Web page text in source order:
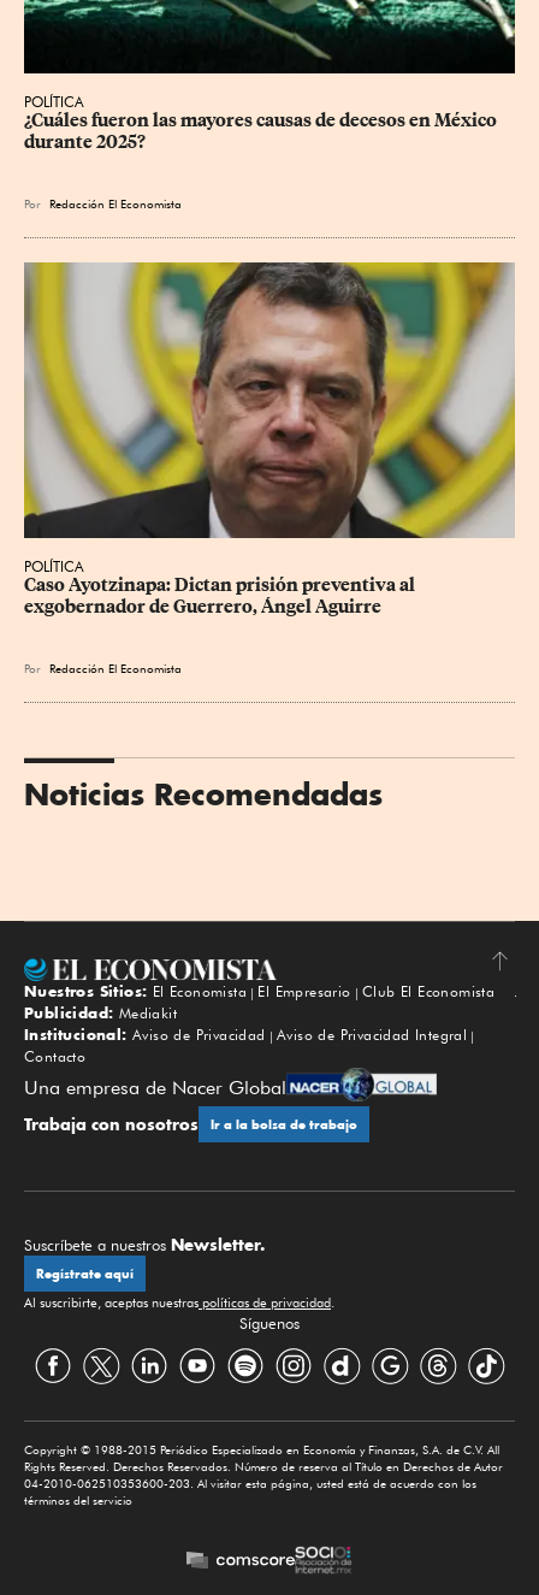
POLÍTICA
¿Cuáles fueron las mayores causas de decesos en México
durante 2025?
Por Redacción El Economista
POLÍTICA
Caso Ayotzinapa: Dictan prisión preventiva al
exgobernador de Guerrero, Ángel Aguirre
Por Redacción El Economista
Noticias Recomendadas
Subir
Nuestros Sitios: El Economista El Empresario
Club El Economista
Publicidad: Mediakit
Institucional: Aviso de Privacidad
Aviso de Privacidad Integral
Contacto
Una empresa de Nacer Global
Trabaja con nosotros Ir a la bolsa de trabajo
Suscríbete a nuestros Newsletter.
Regístrate aquí
Al suscribirte, aceptas nuestras políticas de privacidad.
Síguenos
Copyright © 1988-2015 Periódico Especializado en Economía y Finanzas, S.A. de C.V. All
Rights Reserved. Derechos Reservados. Número de reserva al Título en Derechos de Autor
04-2010-062510353600-203. Al visitar esta página, usted está de acuerdo con los
términos del servicio